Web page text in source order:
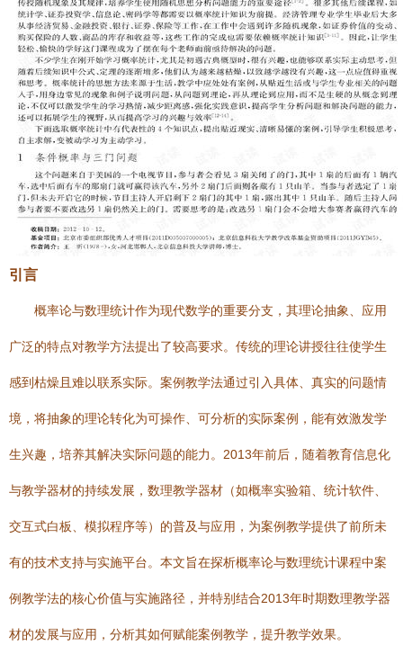
引言
概率论与数理统计作为现代数学的重要分支，其理论抽象、应用
广泛的特点对教学方法提出了较高要求。传统的理论讲授往往使学生
感到枯燥且难以联系实际。案例教学法通过引入具体、真实的问题情
境，将抽象的理论转化为可操作、可分析的实际案例，能有效激发学
生兴趣，培养其解决实际问题的能力。2013年前后，随着教育信息化
与教学器材的持续发展，数理教学器材（如概率实验箱、统计软件、
交互式白板、模拟程序等）的普及与应用，为案例教学提供了前所未
有的技术支持与实施平台。本文旨在探析概率论与数理统计课程中案
例教学法的核心价值与实施路径，并特别结合2013年时期数理教学器
材的发展与应用，分析其如何赋能案例教学，提升教学效果。